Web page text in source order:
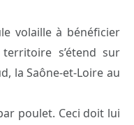
volaille à bénéficier
territoire s’étend sur
la Saône-et-Loire au
poulet. Ceci doit lui